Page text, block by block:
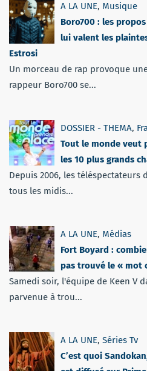
A LA UNE, Musique
Boro700 : les
lui valent les
Estrosi
Un morceau de rap provoque
rappeur Boro700 se...
DOSSIER - THEMA,
Tout le monde veut
les 10 plus grands
Depuis 2006, les téléspectateurs
tous les midis...
A LA UNE, Médias
Fort Boyard :
pas trouvé le « mot
Samedi soir, l'équipe de Keen V
parvenue à trou...
A LA UNE, Séries Tv
C’est quoi